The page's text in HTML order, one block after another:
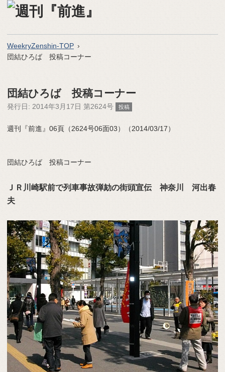
WeekryZenshin-TOP
団結ひろば 投稿コーナー
団結ひろば 投稿コーナー
発行日: 2014年3月17日 第2624号 投稿
週刊『前進』06頁（2624号06面03）（2014/03/17）
団結ひろば 投稿コーナー
ＪＲ川崎駅前で列車事故弾劾の街頭宣伝 神奈川 河出春
夫